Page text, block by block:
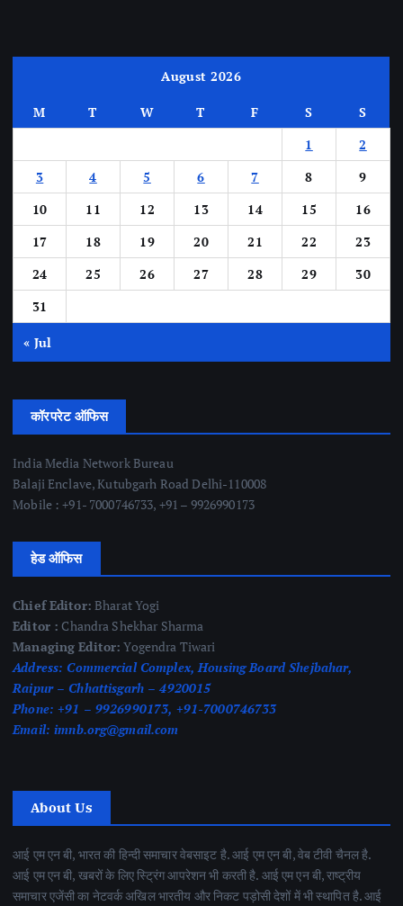
August 2026
M T W T F S
S
1
2
3
4 5 6 7 8
9
10
11 12 13 14 15
16
17
18 19 20 21 22
23
24
25 26 27 28 29
30
31
« Jul
कॉरपरेट ऑफिस
India Media Network Bureau
Balaji Enclave, Kutubgarh Road Delhi-110008
Mobile : +91- 7000746733, +91 – 9926990173
हेड ऑफिस
Chief Editor: Bharat Yogi
Editor : Chandra Shekhar Sharma
Managing Editor: Yogendra Tiwari
Address: Commercial Complex, Housing Board Shejbahar,
Raipur – Chhattisgarh – 4920015
Phone: +91 – 9926990173, +91-7000746733
Email: imnb.org@gmail.com
About Us
आई एम एन बी, भारत की हिन्दी समाचार वेबसाइट है. आई एम एन बी, वेब टीवी चैनल है.
आई एम एन बी, खबरों के लिए स्ट्रिंग आपरेशन भी करती है. आई एम एन बी, राष्ट्रीय
समाचार एजेंसी का नेटवर्क अखिल भारतीय और निकट पड़ोसी देशों में भी स्थापित है. आई